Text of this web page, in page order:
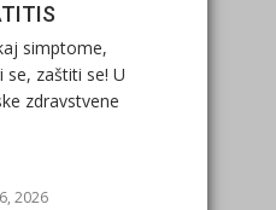
simptome,
se, zaštiti se! U
zdravstvene
2026